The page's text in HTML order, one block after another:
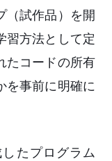
（試作品）を開
習方法として定
たコードの所有
を事前に明確に
たプログラム